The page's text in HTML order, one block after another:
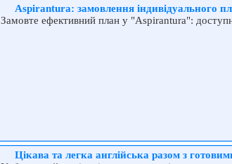
Aspirantura: замовлення індивідуального
Замовте ефективний план у "Aspirantura":
Цікава та легка англійська разом з